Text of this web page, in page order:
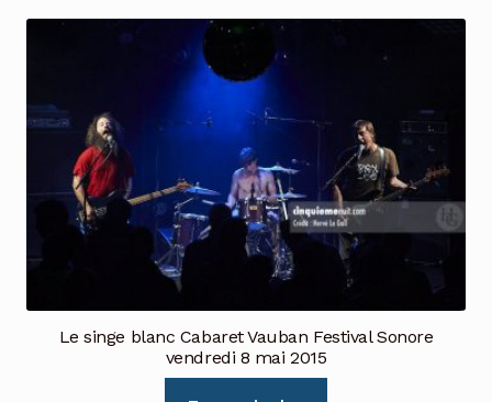
Le singe blanc Cabaret Vauban Festival Sonore
vendredi 8 mai 2015